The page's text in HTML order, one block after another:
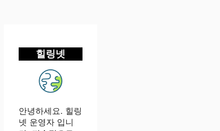
힐링넷
안녕하세요. 힐링
넷 운영자 입니